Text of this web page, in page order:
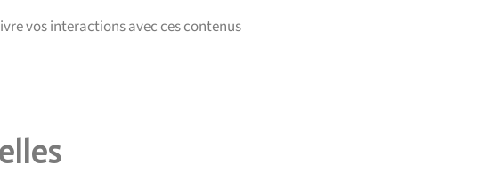
vos interactions avec ces contenus